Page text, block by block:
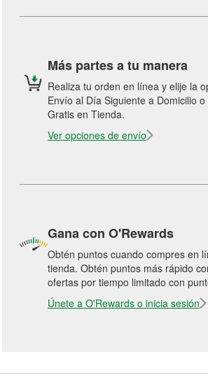
Más partes a tu manera
Realiza tu orden en línea y elije la
Envío al Día Siguiente a Domicilio
Gratis en Tienda.
Ver opciones de envío
Gana con O'Rewards
Obtén puntos cuando compres en
tienda. Obtén puntos más rápido
ofertas por tiempo limitado con
Únete a O'Rewards o inicia sesión